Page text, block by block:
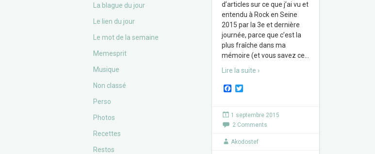
La blague du jour
Le lien du jour
Le mot de la semaine
Memesprit
Musique
Non classé
Perso
Photos
Recettes
Restos
d’articles sur ce que j’ai vu et
entendu à Rock en Seine
2015 par la 3e et dernière
journée, parce que c’est la
plus fraîche dans ma
mémoire (et vous savez ce
Lire la suite ›
F
e
b
o
k
t
e
1 septembre 2015
2 Comments
Akodostef